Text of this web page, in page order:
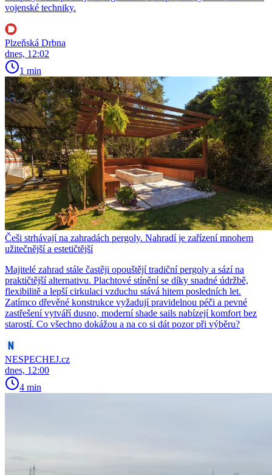
vojenské techniky.
Plzeňská Drbna
dnes, 12:02
1 min
Češi strhávají na zahradách pergoly. Nahradí je zařízení mnohem
užitečnější a estetičtější
Majitelé zahrad stále častěji opouštějí tradiční pergoly a sází na
praktičtější alternativu. Plachtové stínění se díky snadné údržbě,
flexibilitě a lepší cirkulaci vzduchu stává hitem posledních let.
Zatímco dřevěné konstrukce vyžadují pravidelnou péči a pevné
zastřešení vytváří dusno, moderní shade sails nabízejí komfort bez
starostí. Co všechno dokážou a na co si dát pozor při výběru?
NESPECHEJ.cz
dnes, 12:00
4 min